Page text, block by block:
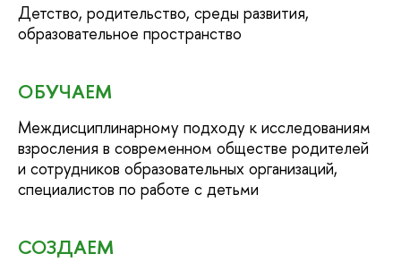
Детство, родительство, среды развития,
образовательное пространство
ОБУЧАЕМ
Междисциплинарному подходу к исследованиям
взросления в современном обществе родителей
и сотрудников образовательных организаций,
специалистов по работе с детьми
СОЗДАЕМ